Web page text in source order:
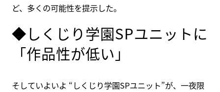
ど、多くの可能性を提示した。
◆しくじり学園SPユニットに
「作品性が低い」
そしていよいよ “しくじり学園SPユニット”が、一夜限